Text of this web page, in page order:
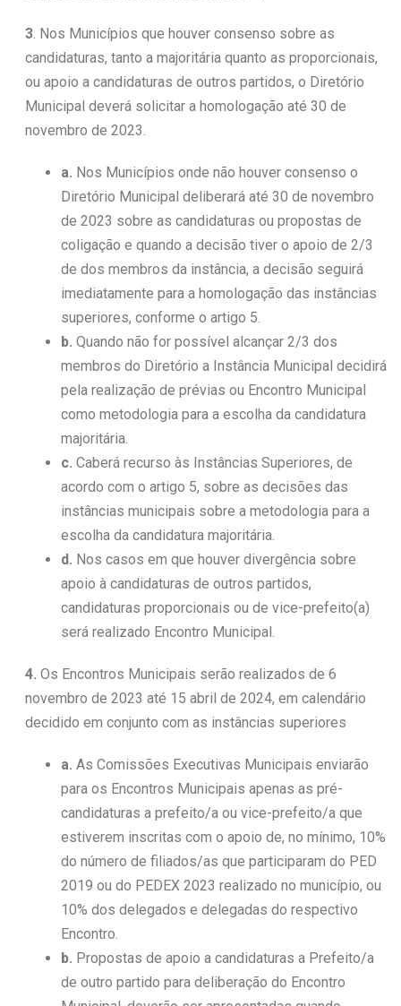
3. Nos Municípios que houver consenso sobre as
candidaturas, tanto a majoritária quanto as proporcionais,
ou apoio a candidaturas de outros partidos, o Diretório
Municipal deverá solicitar a homologação até 30 de
novembro de 2023.
a. Nos Municípios onde não houver consenso o
Diretório Municipal deliberará até 30 de novembro
de 2023 sobre as candidaturas ou propostas de
coligação e quando a decisão tiver o apoio de 2/3
de dos membros da instância, a decisão seguirá
imediatamente para a homologação das instâncias
superiores, conforme o artigo 5.
b. Quando não for possível alcançar 2/3 dos
membros do Diretório a Instância Municipal decidirá
pela realização de prévias ou Encontro Municipal
como metodologia para a escolha da candidatura
majoritária.
c. Caberá recurso às Instâncias Superiores, de
acordo com o artigo 5, sobre as decisões das
instâncias municipais sobre a metodologia para a
escolha da candidatura majoritária.
d. Nos casos em que houver divergência sobre
apoio à candidaturas de outros partidos,
candidaturas proporcionais ou de vice-prefeito(a)
será realizado Encontro Municipal.
4. Os Encontros Municipais serão realizados de 6
novembro de 2023 até 15 abril de 2024, em calendário
decidido em conjunto com as instâncias superiores
a. As Comissões Executivas Municipais enviarão
para os Encontros Municipais apenas as pré-
candidaturas a prefeito/a ou vice-prefeito/a que
estiverem inscritas com o apoio de, no mínimo, 10%
do número de filiados/as que participaram do PED
2019 ou do PEDEX 2023 realizado no município, ou
10% dos delegados e delegadas do respectivo
Encontro.
b. Propostas de apoio a candidaturas a Prefeito/a
de outro partido para deliberação do Encontro